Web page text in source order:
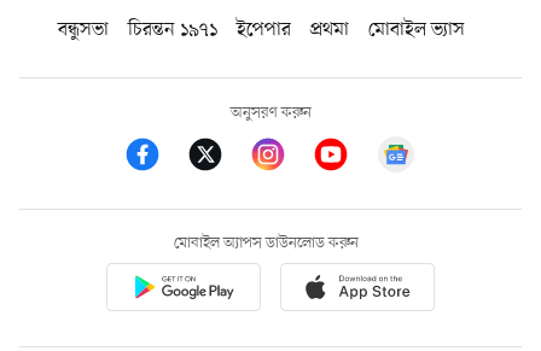
বন্ধুসভা
চিরন্তন ১৯৭১ ইপেপার প্রথমা মোবাইল ভ্যাস
অনুসরণ করুন
মোবাইল অ্যাপস ডাউনলোড করুন